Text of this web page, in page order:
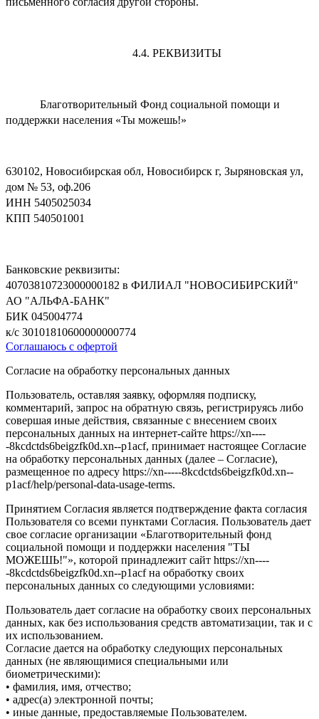
4.4. РЕКВИЗИТЫ
Благотворительный Фонд социальной помощи и
поддержки населения «Ты можешь!»
630102, Новосибирская обл, Новосибирск г, Зыряновская ул,
дом № 53, оф.206
ИНН 5405025034
КПП 540501001
Банковские реквизиты:
40703810723000000182 в ФИЛИАЛ "НОВОСИБИРСКИЙ"
АО "АЛЬФА-БАНК"
БИК 045004774
к/с 30101810600000000774
Соглашаюсь с офертой
Согласие на обработку персональных данных
Пользователь, оставляя заявку, оформляя подписку,
комментарий, запрос на обратную связь, регистрируясь либо
совершая иные действия, связанные с внесением своих
персональных данных на интернет-сайте https://xn----
-8kcdctds6beigzfk0d.xn--p1acf, принимает настоящее Согласие
на обработку персональных данных (далее – Согласие),
размещенное по адресу https://xn-----8kcdctds6beigzfk0d.xn--
p1acf/help/personal-data-usage-terms.
Принятием Согласия является подтверждение факта согласия
Пользователя со всеми пунктами Согласия. Пользователь дает
свое согласие организации «Благотворительный фонд
социальной помощи и поддержки населения "ТЫ
МОЖЕШЬ!"», которой принадлежит сайт https://xn----
-8kcdctds6beigzfk0d.xn--p1acf на обработку своих
персональных данных со следующими условиями:
Пользователь дает согласие на обработку своих персональных
данных, как без использования средств автоматизации, так и с
их использованием.
Согласие дается на обработку следующих персональных
данных (не являющимися специальными или
биометрическими):
• фамилия, имя, отчество;
• адрес(а) электронной почты;
• иные данные, предоставляемые Пользователем.